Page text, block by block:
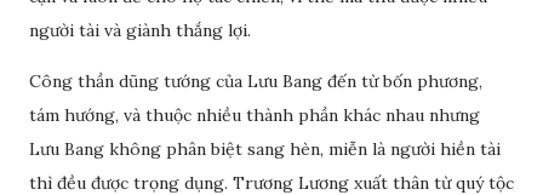
người tài và giành thắng lợi.
Công thần dũng tướng của Lưu Bang đến từ bốn phương,
tám hướng, và thuộc nhiều thành phần khác nhau nhưng
Lưu Bang không phân biệt sang hèn, miễn là người hiền tài
thì đều được trọng dụng. Trương Lương xuất thân từ quý tộc